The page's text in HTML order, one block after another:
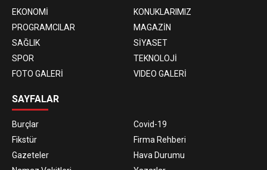
EKONOMİ
KONUKLARIMIZ
PROGRAMCILAR
MAGAZİN
SAĞLIK
SİYASET
SPOR
TEKNOLOJİ
FOTO GALERİ
VIDEO GALERİ
SAYFALAR
Burçlar
Covid-19
Fikstür
Firma Rehberi
Gazeteler
Hava Durumu